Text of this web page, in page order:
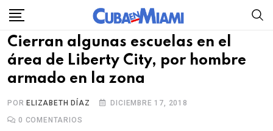
Skip
content
Cierran algunas escuelas en el
área de Liberty City, por hombre
armado en la zona
POR ELIZABETH DÍAZ
DICIEMBRE 17, 2018
0 COMENTARIOS